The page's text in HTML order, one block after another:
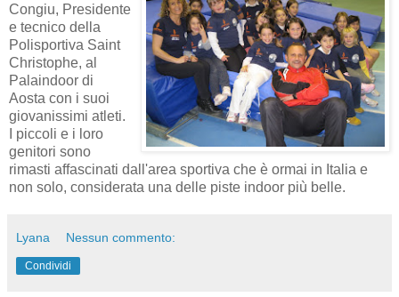
Congiu, Presidente
e tecnico della
Polisportiva Saint
Christophe, al
Palaindoor di
Aosta con i suoi
giovanissimi atleti.
I piccoli e i loro
genitori sono
rimasti affascinati dall'area sportiva che è ormai in Italia e
non solo, considerata una delle piste indoor più belle.
Lyana Nessun commento:
Condividi